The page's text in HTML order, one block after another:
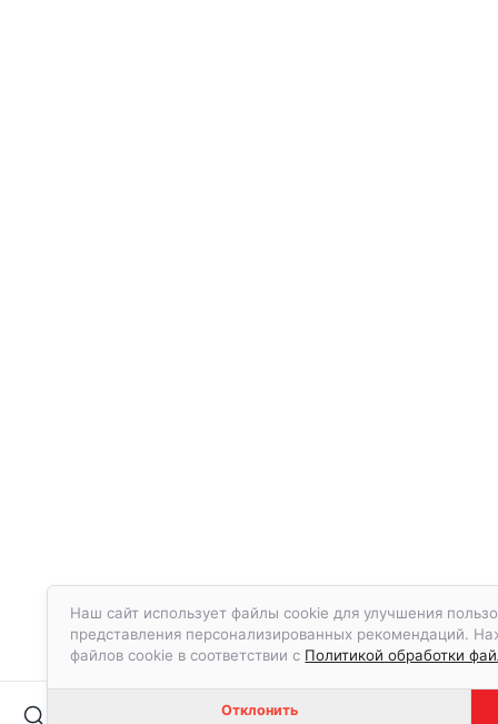
Наш сайт использует файлы cookie для улучшения
представления персонализированных рекомендаций.
файлов cookie в соответствии с Политикой обработки
Отклонить